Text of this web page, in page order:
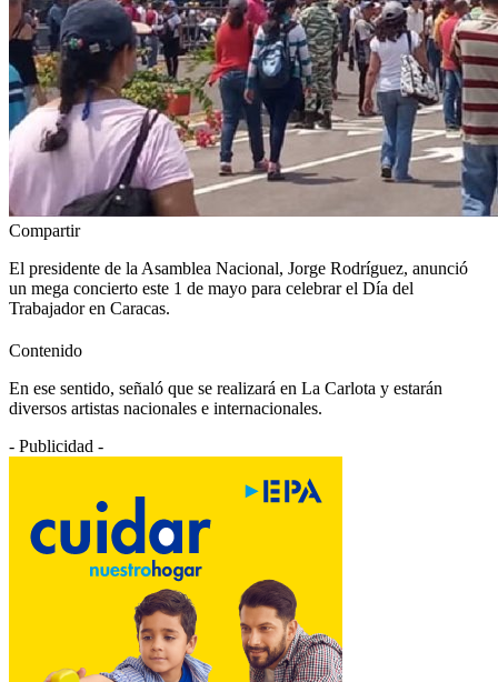
Compartir
El presidente de la Asamblea Nacional, Jorge Rodríguez, anunció
un mega concierto este 1 de mayo para celebrar el Día del
Trabajador en Caracas.
Contenido
En ese sentido, señaló que se realizará en La Carlota y estarán
diversos artistas nacionales e internacionales.
- Publicidad -